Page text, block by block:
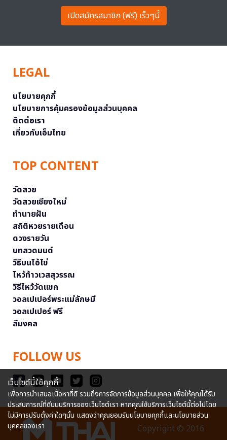
เปิดสมัครสมาชิก (ฟรี) เร็วๆนี้
LEGAL
นโยบายคุกกี้
นโยบายการคุ้มครองข้อมูลส่วนบุคคล
ติดต่อเรา
เกี่ยวกับเอ็มไทย
TOP CONTENT
วัดสวย
วัดสวยเชียงใหม่
ทำนายฝัน
สถิติหวยรายเดือน
ดวงรายวัน
บทสวดมนต์
วิธีบนไอ้ไข่
ไหว้ท้าวเวสสุวรรณ
วิธีไหว้วัดแขก
วอลเปเปอร์พระแม่ลักษมี
วอลเปเปอร์ ฟรี
สีมงคล
FOLLOW US
Copyright © 2016
เว็บไซต์นี้ใช้คุกกี้
เพื่อการนำเสนอเนื้อหาที่ดี รวมถึงการจัดการข้อมูลส่วนบุคคล เพื่อให้คุณได้รับ
ประสบการณ์ที่ดีบนบริการของเว็บไซต์เรา หากคุณใช้บริการเว็บไซต์นี้ต่อไปโดย
ไม่มีการปรับตั้งค่าใดๆนั้น แสดงว่าคุณยอมรับนโยบายคุกกี้และนโยบายส่วน
บุคคลของเรา